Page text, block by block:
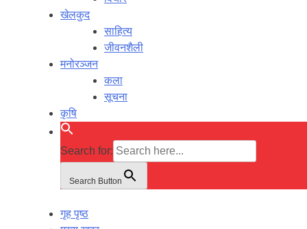
खेलकुद
साहित्य
जीवनशैली
मनोरञ्जन
कला
सूचना
कृषि
Search for:
Search Button
गृह पृष्ठ